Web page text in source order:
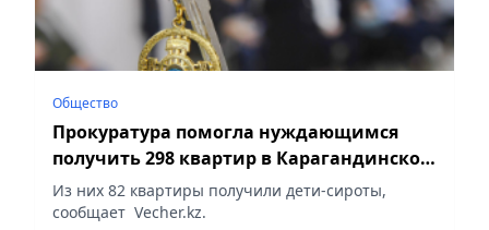
Общество
Прокуратура помогла нуждающимся
получить 298 квартир в Карагандинской
области
Из них 82 квартиры получили дети-сироты,
сообщает Vecher.kz.